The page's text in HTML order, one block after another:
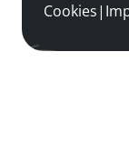
Cookies|